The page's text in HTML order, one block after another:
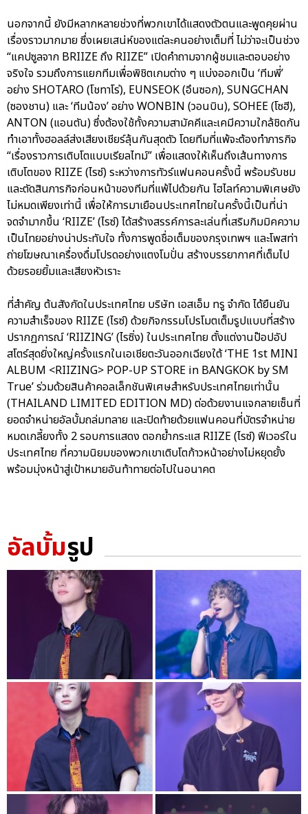
นอกจากนี้ ยังมีหลากหลายช่วงที่พวกเขาได้แสดงตัวตนและพูดคุยผ่าน
เรื่องราวมากมาย ซึ่งเผยเสน่ห์ของแต่ละคนอย่างเต็มที่ ไม่ว่าจะเป็นช่วง
“แคปซูลจาก BRIIZE ถึง RIIZE” เปิดคำถามจากผู้ชมและตอบอย่าง
จริงใจ รวมถึงการแยกทีมเพื่อพิชิตเกมต่าง ๆ แบ่งออกเป็น ‘ทีมพี่’
อย่าง SHOTARO (โชทาโร่), EUNSEOK (อึนซอก), SUNGCHAN
(ซองชาน) และ ‘ทีมน้อง’ อย่าง WONBIN (วอนบิน), SOHEE (โซฮี),
ANTON (แอนตัน) ซึ่งต้องใช้ทั้งความสามัคคีและเคมีความใกล้ชิดกัน
ทำเอาทั้งฮอลล์ส่งเสียงเชียร์ลุ้นกันสุดตัว โดยทีมที่แพ้จะต้องทำภารกิจ
“เรื่องราวการเติบโตแบบเรียลไทม์” เพื่อแสดงให้เห็นถึงเส้นทางการ
เติบโตของ RIIZE (ไรซ์) ระหว่างการทัวร์แฟนคอนครั้งนี้ พร้อมรับชม
และตัดสินภารกิจก่อนหน้าของทีมที่แพ้ไปด้วยกัน ไฮไลท์ความพิเศษยัง
ไม่หมดเพียงเท่านี้ เพื่อให้การมาเยือนประเทศไทยในครั้งนี้เป็นที่น่า
จดจำมากขึ้น ‘RIIZE’ (ไรซ์) ได้สร้างสรรค์การละเล่นที่เสริมกิมมิคความ
เป็นไทยอย่างน่าประทับใจ ทั้งการพูดชื่อเต็มของกรุงเทพฯ และโพสท่า
ถ่ายโฆษณาเครื่องดื่มโปรดอย่างแตงโมปั่น สร้างบรรยากาศที่เต็มไป
ด้วยรอยยิ้มและเสียงหัวเราะ
ที่สำคัญ ต้นสังกัดในประเทศไทย บริษัท เอสเอ็ม ทรู จำกัด ได้ยืนยัน
ความสำเร็จของ RIIZE (ไรซ์) ด้วยกิจกรรมโปรโมตเต็มรูปแบบที่สร้าง
ปรากฏการณ์ ‘RIIZING’ (ไรซิ่ง) ในประเทศไทย ตั้งแต่งานป๊อปอัป
สโตร์สุดยิ่งใหญ่ครั้งแรกในเอเชียตะวันออกเฉียงใต้ ‘THE 1st MINI
ALBUM <RIIZING> POP-UP STORE in BANGKOK by SM
True’ ร่วมด้วยสินค้าคอลเล็กชันพิเศษสำหรับประเทศไทยเท่านั้น
(THAILAND LIMITED EDITION MD) ต่อด้วยงานแจกลายเซ็นที่
ยอดจำหน่ายอัลบั้มถล่มทลาย และปิดท้ายด้วยแฟนคอนที่บัตรจำหน่าย
หมดเกลี้ยงทั้ง 2 รอบการแสดง ตอกย้ำกระแส RIIZE (ไรซ์) ฟีเวอร์ใน
ประเทศไทย ที่ความนิยมของพวกเขาเติบโตก้าวหน้าอย่างไม่หยุดยั้ง
พร้อมมุ่งหน้าสู่เป้าหมายอันท้าทายต่อไปในอนาคต
อัลบั้มรูป